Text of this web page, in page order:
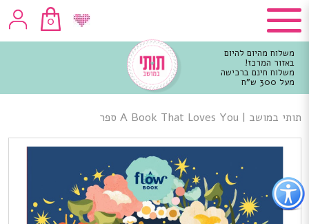
כפתור
לפתיחת
תפריט
נגישות
0
משלוח מהיום להיום
באזור המרכז!
משלוח חינם ברכישה
מעל 300 ש"ח
מרכזי
תותי במושב | A Book That Loves You ספר